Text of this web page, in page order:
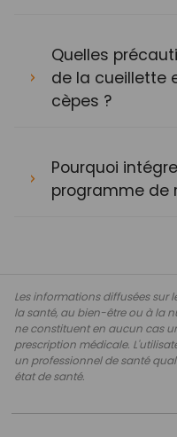
Quelles
de la cueillette
cèpes ?
Pourquoi
programme de
Les informations diffusées sur
la santé, au bien-être ou à la
ne constituent en aucun cas
prescription médicale.
un professionnel de santé
état de santé.